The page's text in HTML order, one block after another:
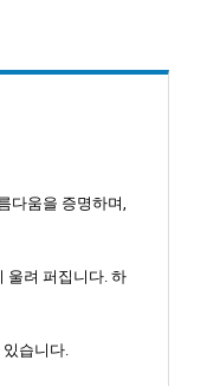
다움을 증명하며,
울려 퍼집니다. 하
습니다.